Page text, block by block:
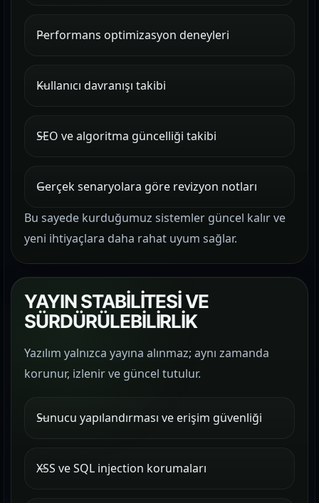
Performans optimizasyon deneyleri
Kullanıcı davranışı takibi
SEO ve algoritma güncelliği takibi
Gerçek senaryolara göre revizyon notları
Bu sayede kurduğumuz sistemler güncel kalır ve
yeni ihtiyaçlara daha rahat uyum sağlar.
YAYIN STABİLİTESİ VE
SÜRDÜRÜLEBİLİRLİK
Yazılım yalnızca yayına alınmaz; aynı zamanda
korunur, izlenir ve güncel tutulur.
Sunucu yapılandırması ve erişim güvenliği
XSS ve SQL injection korumaları